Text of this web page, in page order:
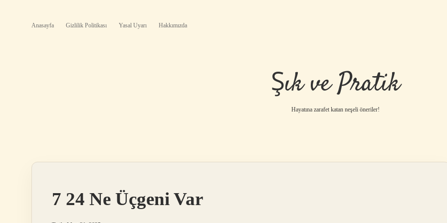
Anasayfa Gizlilik Politikası Yasal Uyarı Hakkımızda
Şık ve Pratik
Hayatına zarafet katan neşeli öneriler!
7 24 Ne Üçgeni Var